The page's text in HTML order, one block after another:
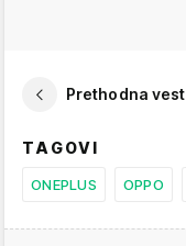
Prethodna vest
TAGOVI
ONEPLUS OPPO